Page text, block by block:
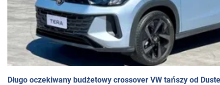
Długo oczekiwany budżetowy crossover VW tańszy od